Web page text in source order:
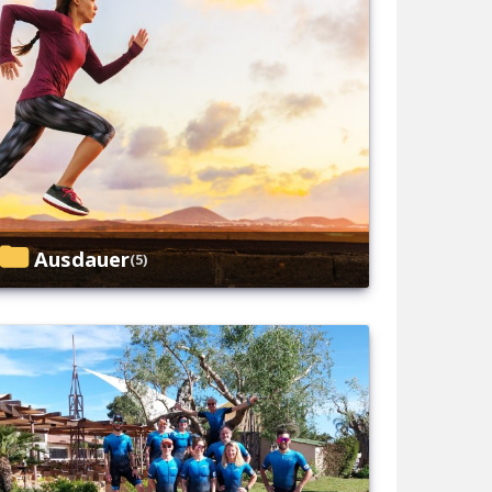
Ausdauer(5)